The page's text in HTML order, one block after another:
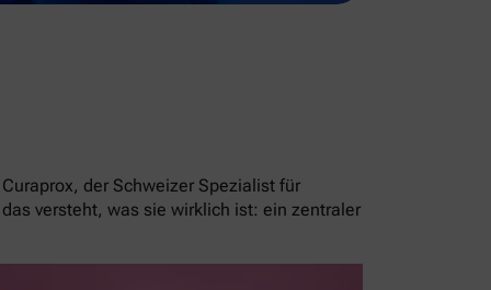
der Schweizer Spezialist für
versteht, was sie wirklich ist: ein zentraler